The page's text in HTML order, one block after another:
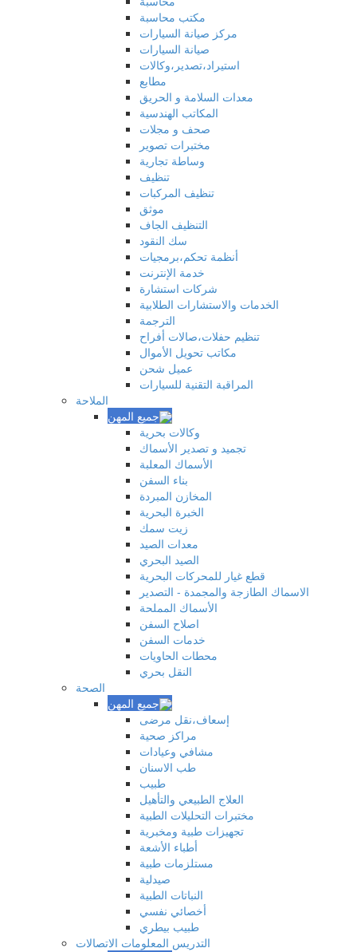
مكتب محاسبة
مركز صيانة السيارات
صيانة السيارات
استيراد،تصدير،وكالات
مطابع
معدات السلامة و الحريق
المكاتب الهندسية
صحف و مجلات
مختبرات تصوير
وساطة تجارية
تنظيف
تنظيف المركبات
موثق
التنظيف الجاف
سك النقود
أنظمة تحكم،برمجيات
خدمة الإنترنت
شركات استشارة
الخدمات والاستشارات الطلابية
الترجمة
تنظيم حفلات،صالات أفراح
مكاتب تحويل الأموال
عميل شحن
المراقبة التقنية للسيارات
الملاحة
وكالات بحرية
تجميد و تصدير الأسماك
الأسماك المعلبة
بناء السفن
المخازن المبردة
الخبرة البحرية
زيت سمك
معدات الصيد
الصيد البحري
قطع غيار للمحركات البحرية
الاسماك الطازجة والمجمدة - التصدير
الأسماك المملحة
اصلاح السفن
خدمات السفن
محطات الحاويات
النقل بحري
الصحة
إسعاف،نقل مرضى
مراكز صحية
مشافي وعيادات
طب الاسنان
طبيب
العلاج الطبيعي والتأهيل
مختبرات التحليلات الطبية
تجهيزات طبية ومخبرية
أطباء الأشعة
مستلزمات طبية
صيدلية
النباتات الطبية
أخصائي نفسي
طبيب بيطري
التدريس المعلومات الاتصالات